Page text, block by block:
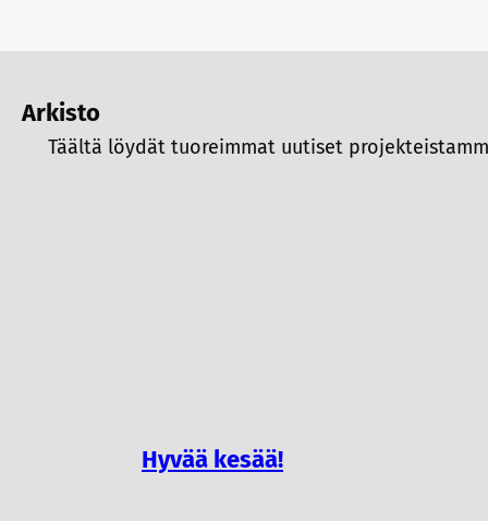
Arkisto
Täältä löydät tuoreimmat uutiset
Hyvää kesää!